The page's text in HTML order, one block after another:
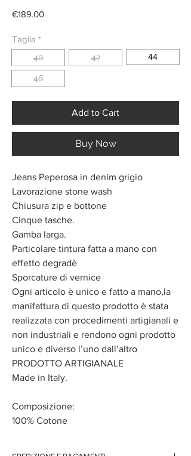
€189.00Price
Taglia *
40 42 44
46
Add to Cart
Buy Now
Jeans Peperosa in denim grigio
Lavorazione stone wash
Chiusura zip e bottone
Cinque tasche.
Gamba larga.
Particolare tintura fatta a mano con
effetto degradè
Sporcature di vernice
Ogni articolo è unico e fatto a mano,la
manifattura di questo prodotto è stata
realizzata con procedimenti artigianali e
non industriali e rendono ogni prodotto
unico e diverso l’uno dall’altro
PRODOTTO ARTIGIANALE
Made in Italy.
Composizione:
100% Cotone